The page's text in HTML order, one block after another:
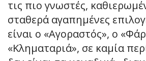
τις πιο γνωστές,
σταθερά αγαπημένες
είναι ο «Αγοραστός», ο
«Κληματαριά», σε καμία